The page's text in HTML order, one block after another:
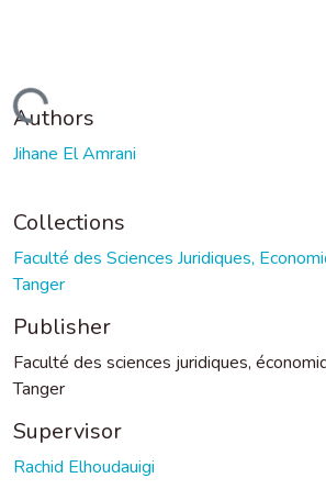
Loading...
Authors
Jihane El Amrani
Collections
Faculté des Sciences Juridiques,
Tanger
Publisher
Faculté des sciences juridiques,
Tanger
Supervisor
Rachid Elhoudauigi